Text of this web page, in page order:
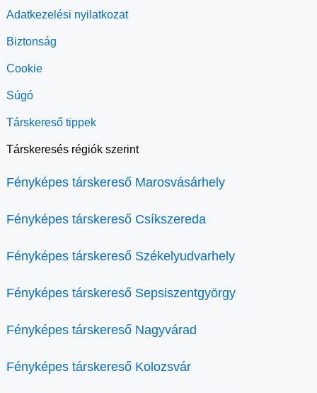
Adatkezelési nyilatkozat
Biztonság
Cookie
Súgó
Társkereső tippek
Társkeresés régiók szerint
Fényképes társkereső Marosvásárhely
Fényképes társkereső Csíkszereda
Fényképes társkereső Székelyudvarhely
Fényképes társkereső Sepsiszentgyörgy
Fényképes társkereső Nagyvárad
Fényképes társkereső Kolozsvár